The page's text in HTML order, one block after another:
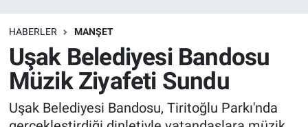
HABERLER MANŞET
Uşak Belediyesi Bandosu
Müzik Ziyafeti Sundu
Uşak Belediyesi Bandosu, Tiritoğlu Parkı'nda
Köşe Yazarları
Kültür Sanat
Manşet